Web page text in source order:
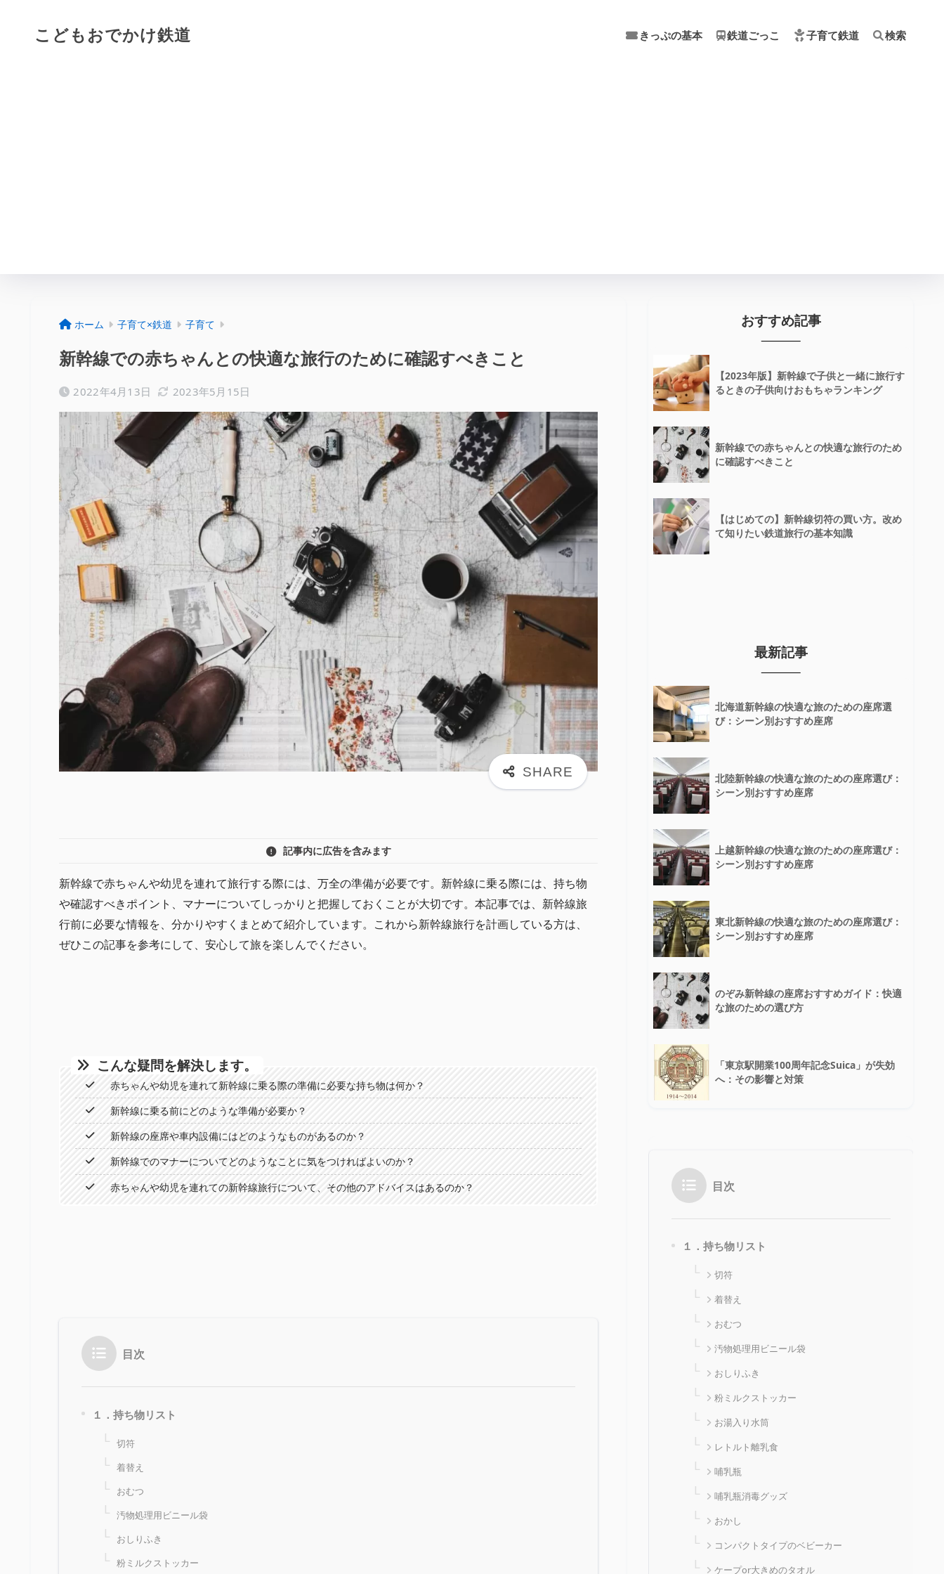
こどもおでかけ鉄道 きっぷの基本 鉄道ごっこ 子育て鉄道 検索
ホーム 子育て×鉄道 子育て
新幹線での赤ちゃんとの快適な旅行のために確認すべきこと
2022年4月13日 2023年5月15日
記事内に広告を含みます
新幹線で赤ちゃんや幼児を連れて旅行する際には、万全の準備が必要です。新幹線に乗る際には、持ち物
や確認すべきポイント、マナーについてしっかりと把握しておくことが大切です。本記事では、新幹線旅
行前に必要な情報を、分かりやすくまとめて紹介しています。これから新幹線旅行を計画している方は、
ぜひこの記事を参考にして、安心して旅を楽しんでください。
こんな疑問を解決します。
赤ちゃんや幼児を連れて新幹線に乗る際の準備に必要な持ち物は何か？
新幹線に乗る前にどのような準備が必要か？
新幹線の座席や車内設備にはどのようなものがあるのか？
新幹線でのマナーについてどのようなことに気をつければよいのか？
赤ちゃんや幼児を連れての新幹線旅行について、その他のアドバイスはあるのか？
目次
１．持ち物リスト
切符
着替え
おむつ
汚物処理用ビニール袋
おしりふき
粉ミルクストッカー
おすすめ記事
【2023年版】新幹線で子供と一緒に旅行す
るときの子供向けおもちゃランキング
新幹線での赤ちゃんとの快適な旅行のため
に確認すべきこと
【はじめての】新幹線切符の買い方。改め
て知りたい鉄道旅行の基本知識
最新記事
北海道新幹線の快適な旅のための座席選
び：シーン別おすすめ座席
北陸新幹線の快適な旅のための座席選び：
シーン別おすすめ座席
上越新幹線の快適な旅のための座席選び：
シーン別おすすめ座席
東北新幹線の快適な旅のための座席選び：
シーン別おすすめ座席
のぞみ新幹線の座席おすすめガイド：快適
な旅のための選び方
「東京駅開業100周年記念Suica」が失効
へ：その影響と対策
目次
１．持ち物リスト
切符
着替え
おむつ
汚物処理用ビニール袋
おしりふき
粉ミルクストッカー
お湯入り水筒
レトルト離乳食
哺乳瓶
哺乳瓶消毒グッズ
おかし
コンパクトタイプのベビーカー
ケープor大きめのタオル